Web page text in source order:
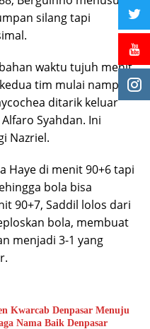
silang tapi
waktu tujuh menit
tim mulai nampak
ditarik keluar
Syahdan. Ini
Nazriel.
Haye di menit 90+6 tapi
bola bisa
90+7, Saddil lolos dari
bola, membuat
menjadi 3-1 yang
Kwarcab Denpasar Menuju
Nama Baik Denpasar